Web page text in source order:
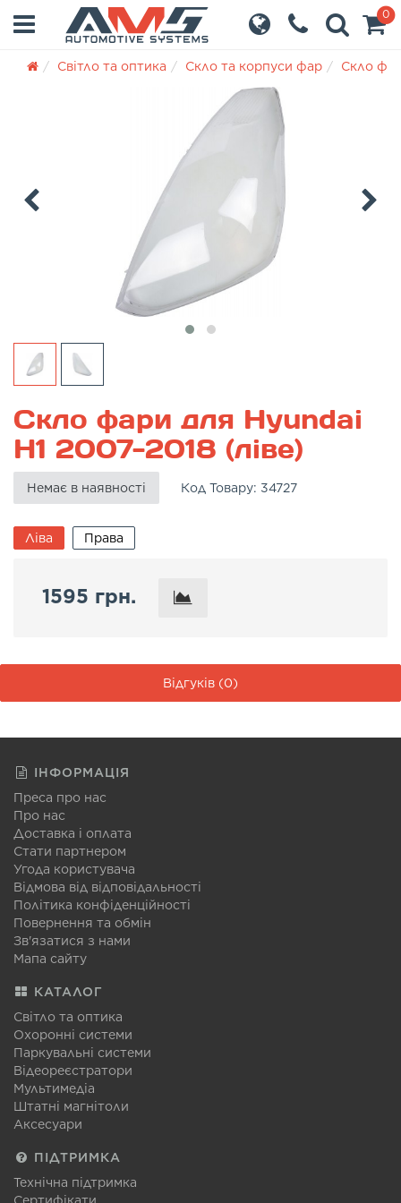
0
Світло та оптика Скло та корпуси фар Скло
Скло фари для Hyundai
H1 2007-2018 (ліве)
Немає в наявності Код Товару: 34727
Ліва Права
1595 грн.
Відгуків (0)
ІНФОРМАЦІЯ
Преса про нас
Про нас
Доставка і оплата
Стати партнером
Угода користувача
Відмова від відповідальності
Політика конфіденційності
Повернення та обмін
Зв'язатися з нами
Мапа сайту
КАТАЛОГ
Світло та оптика
Охоронні системи
Паркувальні системи
Відеореєстратори
Мультимедіа
Штатні магнітоли
Аксесуари
ПІДТРИМКА
Технічна підтримка